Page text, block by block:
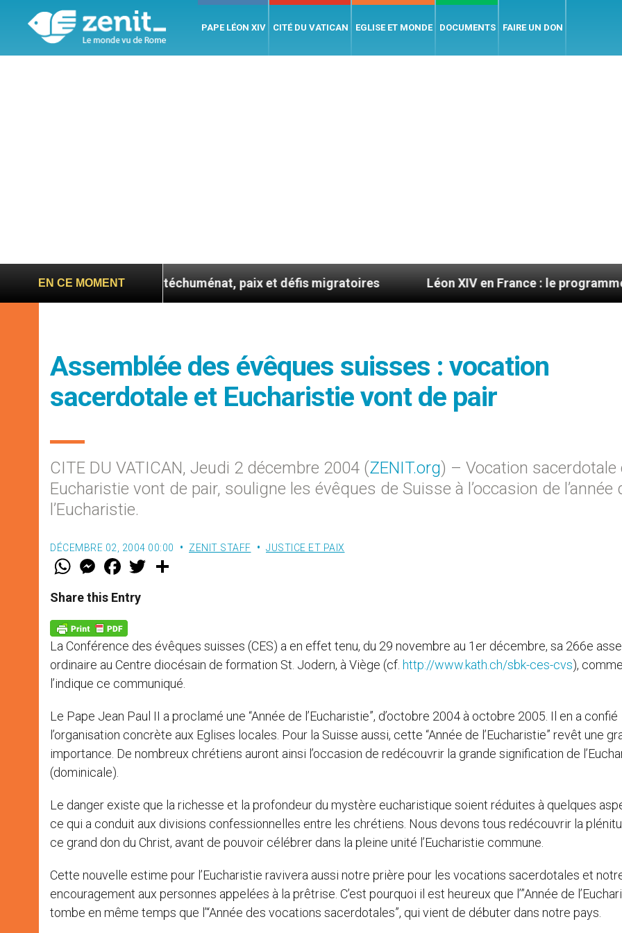
PAPE LÉON XIV CITÉ DU VATICAN EGLISE ET MONDE DOCUMENTS FAIRE UN DON
EN CE MOMENT
: entre catéchuménat, paix et défis migratoires Léon XIV en France : le programme détaillé
Assemblée des évêques suisses : vocation
sacerdotale et Eucharistie vont de pair
CITE DU VATICAN, Jeudi 2 décembre 2004 (ZENIT.org) – Vocation sacerdotale
Eucharistie vont de pair, souligne les évêques de Suisse à l’occasion de l’année
l’Eucharistie.
DÉCEMBRE 02, 2004 00:00 ZENIT STAFF JUSTICE ET PAIX
W
t
s
p
p
M
e
s
e
g
e
r
F
a
e
b
k
w
Share this Entry
La Conférence des évêques suisses (CES) a en effet tenu, du 29 novembre au 1er décembre, sa 266e
ordinaire au Centre diocésain de formation St. Jodern, à Viège (cf. http://www.kath.ch/sbk-ces-cvs), comme
l’indique ce communiqué.
Le Pape Jean Paul II a proclamé une “Année de l’Eucharistie”, d’octobre 2004 à octobre 2005. Il en a confié
l’organisation concrète aux Eglises locales. Pour la Suisse aussi, cette “Année de l’Eucharistie” revêt une
importance. De nombreux chrétiens auront ainsi l’occasion de redécouvrir la grande signification de
(dominicale).
Le danger existe que la richesse et la profondeur du mystère eucharistique soient réduites à quelques
ce qui a conduit aux divisions confessionnelles entre les chrétiens. Nous devons tous redécouvrir la
ce grand don du Christ, avant de pouvoir célébrer dans la pleine unité l’Eucharistie commune.
Cette nouvelle estime pour l’Eucharistie ravivera aussi notre prière pour les vocations sacerdotales et
encouragement aux personnes appelées à la prêtrise. C’est pourquoi il est heureux que l’”Année de
tombe en même temps que l’“Année des vocations sacerdotales”, qui vient de débuter dans notre pays.